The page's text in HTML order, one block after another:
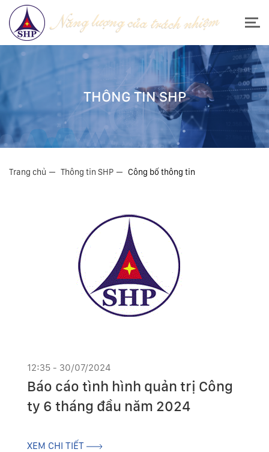
THÔNG TIN SHP
Trang chủ Thông tin SHP Công bố thông tin
12:35 - 30/07/2024
Báo cáo tình hình quản trị Công
ty 6 tháng đầu năm 2024
XEM CHI TIẾT